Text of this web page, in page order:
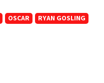
OSCAR RYAN GOSLING